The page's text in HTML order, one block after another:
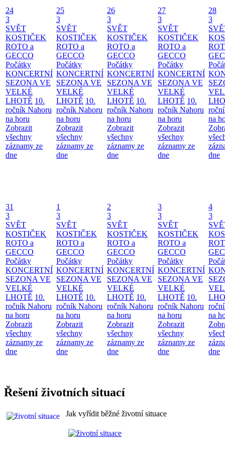
24
3
SVĚT
KOSTIČEK
ROTO a
GECCO
Počátky
KONCERTNÍ
SEZONA VE
VELKÉ
LHOTĚ 10.
ročník Nahoru
na horu
Zobrazit
všechny
záznamy ze
dne
25
3
SVĚT
KOSTIČEK
ROTO a
GECCO
Počátky
KONCERTNÍ
SEZONA VE
VELKÉ
LHOTĚ 10.
ročník Nahoru
na horu
Zobrazit
všechny
záznamy ze
dne
26
3
SVĚT
KOSTIČEK
ROTO a
GECCO
Počátky
KONCERTNÍ
SEZONA VE
VELKÉ
LHOTĚ 10.
ročník Nahoru
na horu
Zobrazit
všechny
záznamy ze
dne
27
3
SVĚT
KOSTIČEK
ROTO a
GECCO
Počátky
KONCERTNÍ
SEZONA VE
VELKÉ
LHOTĚ 10.
ročník Nahoru
na horu
Zobrazit
všechny
záznamy ze
dne
28
3
na
dne
31
3
SVĚT
KOSTIČEK
ROTO a
GECCO
Počátky
KONCERTNÍ
SEZONA VE
VELKÉ
LHOTĚ 10.
ročník Nahoru
na horu
Zobrazit
všechny
záznamy ze
dne
1
3
SVĚT
KOSTIČEK
ROTO a
GECCO
Počátky
KONCERTNÍ
SEZONA VE
VELKÉ
LHOTĚ 10.
ročník Nahoru
na horu
Zobrazit
všechny
záznamy ze
dne
2
3
SVĚT
KOSTIČEK
ROTO a
GECCO
Počátky
KONCERTNÍ
SEZONA VE
VELKÉ
LHOTĚ 10.
ročník Nahoru
na horu
Zobrazit
všechny
záznamy ze
dne
3
3
SVĚT
KOSTIČEK
ROTO a
GECCO
Počátky
KONCERTNÍ
SEZONA VE
VELKÉ
LHOTĚ 10.
ročník Nahoru
na horu
Zobrazit
všechny
záznamy ze
dne
4
3
na
dne
Řešení životních situací
Jak vyřídit běžné životní situace